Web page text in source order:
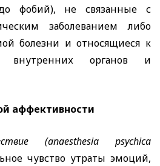
фобий), не связанные с
заболеванием либо
болезни и относящиеся к
внутренних органов и
аффективности
(anaesthesia psychica
чувство утраты эмоций,